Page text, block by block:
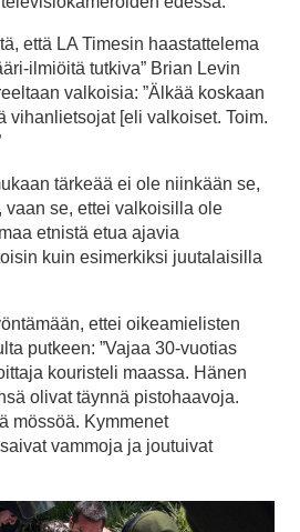
että LA Timesin haastattelema
ilmiöitä tutkiva” Brian Levin
valkoisia: ”Älkää koskaan
vihanlietsojat [eli valkoiset. Toim.
tärkeää ei ole niinkään se,
vaan se, ettei valkoisilla ole
etnistä etua ajavia
kuin esimerkiksi juutalaisilla
ettei oikeamielisten
putkeen: ”Vajaa 30-vuotias
kouristeli maassa. Hänen
olivat täynnä pistohaavoja.
mössöä. Kymmenet
vammoja ja joutuivat